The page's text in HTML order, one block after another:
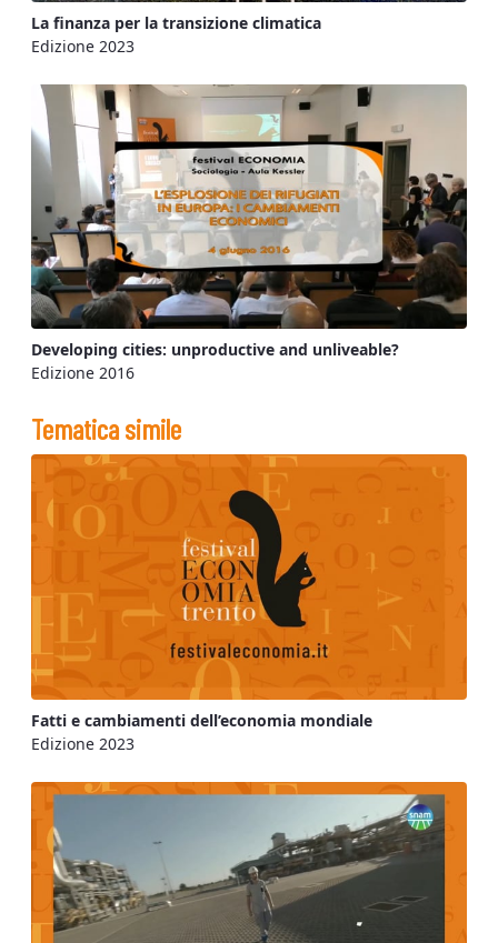
La finanza per la transizione climatica
Edizione 2023
Developing cities: unproductive and unliveable?
Edizione 2016
Tematica simile
Fatti e cambiamenti dell’economia mondiale
Edizione 2023